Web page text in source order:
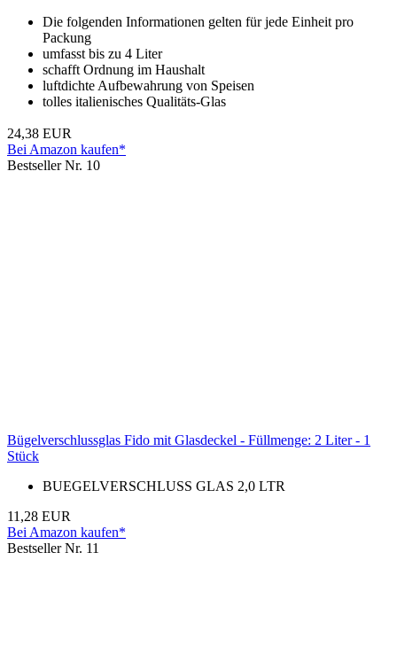
Die folgenden Informationen gelten für jede Einheit pro
Packung
umfasst bis zu 4 Liter
schafft Ordnung im Haushalt
luftdichte Aufbewahrung von Speisen
tolles italienisches Qualitäts-Glas
24,38 EUR
Bei Amazon kaufen*
Bestseller Nr. 10
Bügelverschlussglas Fido mit Glasdeckel - Füllmenge: 2 Liter - 1
Stück
BUEGELVERSCHLUSS GLAS 2,0 LTR
11,28 EUR
Bei Amazon kaufen*
Bestseller Nr. 11